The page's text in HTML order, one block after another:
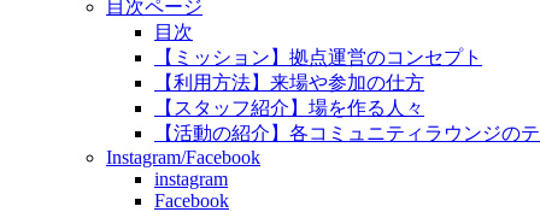
目次ページ
目次
【ミッション】拠点運営のコンセプト
【利用方法】来場や参加の仕方
【スタッフ紹介】場を作る人々
【活動の紹介】各コミュニティラウンジの
Instagram/Facebook
instagram
Facebook